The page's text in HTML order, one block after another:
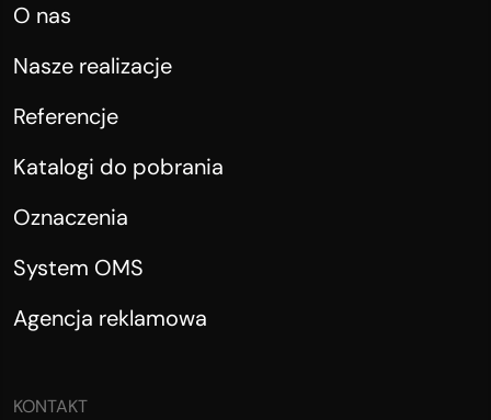
O nas
Nasze realizacje
Referencje
Katalogi do pobrania
Oznaczenia
System OMS
Agencja reklamowa
KONTAKT